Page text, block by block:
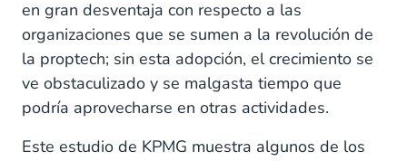
en gran desventaja con respecto a las
organizaciones que se sumen a la revolución de
la proptech; sin esta adopción, el crecimiento se
ve obstaculizado y se malgasta tiempo que
podría aprovecharse en otras actividades.
Este estudio de KPMG muestra algunos de los